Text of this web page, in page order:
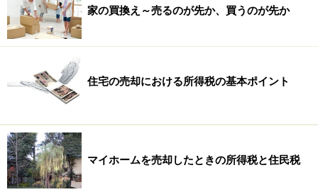
家の買換え～売るのが先か、買うのが先か
住宅の売却における所得税の基本ポイント
マイホームを売却したときの所得税と住民税